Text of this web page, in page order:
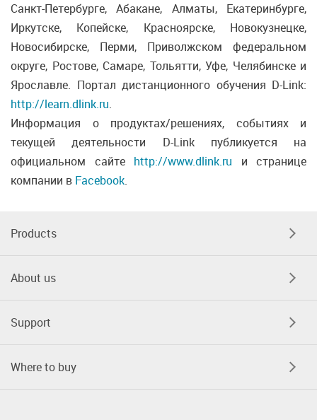
Санкт-Петербурге, Абакане, Алматы, Екатеринбурге,
Иркутске, Копейске, Красноярске, Новокузнецке,
Новосибирске, Перми, Приволжском федеральном
округе, Ростове, Самаре, Тольятти, Уфе, Челябинске и
Ярославле. Портал дистанционного обучения D-Link:
http://learn.dlink.ru.
Информация о продуктах/решениях, событиях и
текущей деятельности D-Link публикуется на
официальном сайте http://www.dlink.ru и странице
компании в Facebook.
Products
About us
Support
Where to buy